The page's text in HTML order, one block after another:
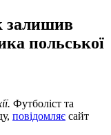
залишив
польської
Футболіст та
повідомляє сайт